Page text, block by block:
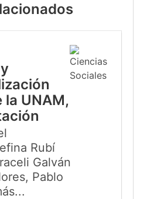
la UNAM,
Rubí
Galván
Pablo